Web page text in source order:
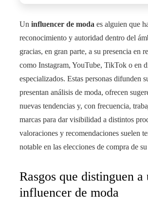
Un influencer de moda es alguien que
reconocimiento y autoridad dentro del
gracias, en gran parte, a su presencia en
como Instagram, YouTube, TikTok o en
especializados. Estas personas difunden
presentan análisis de moda, ofrecen
nuevas tendencias y, con frecuencia,
marcas para dar visibilidad a distintos
valoraciones y recomendaciones suelen
notable en las elecciones de compra de
Rasgos que distinguen a
influencer de moda